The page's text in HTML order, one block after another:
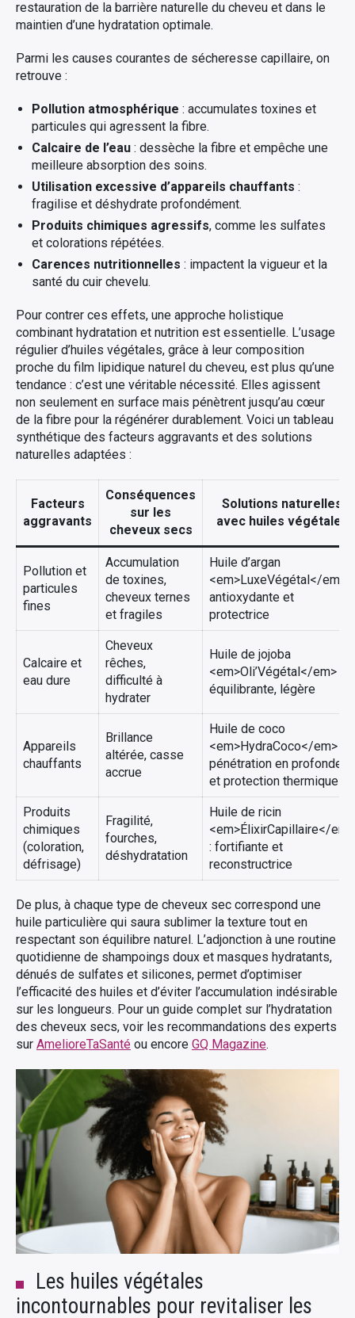
restauration de la barrière naturelle du cheveu et dans le
maintien d’une hydratation optimale.
Parmi les causes courantes de sécheresse capillaire, on
retrouve :
Pollution atmosphérique : accumulates toxines et
particules qui agressent la fibre.
Calcaire de l’eau : dessèche la fibre et empêche une
meilleure absorption des soins.
Utilisation excessive d’appareils chauffants :
fragilise et déshydrate profondément.
Produits chimiques agressifs, comme les sulfates
et colorations répétées.
Carences nutritionnelles : impactent la vigueur et la
santé du cuir chevelu.
Pour contrer ces effets, une approche holistique
combinant hydratation et nutrition est essentielle. L’usage
régulier d’huiles végétales, grâce à leur composition
proche du film lipidique naturel du cheveu, est plus qu’une
tendance : c’est une véritable nécessité. Elles agissent
non seulement en surface mais pénètrent jusqu’au cœur
de la fibre pour la régénérer durablement. Voici un tableau
synthétique des facteurs aggravants et des solutions
naturelles adaptées :
Facteurs
aggravants
Conséquences
sur les
cheveux secs
Solutions naturelles
avec huiles végétales
Pollution et
particules
fines
Accumulation
de toxines,
cheveux ternes
et fragiles
Huile d’argan
<em>LuxeVégétal</em> :
antioxydante et
protectrice
Calcaire et
eau dure
Cheveux
rêches,
difficulté à
hydrater
Huile de jojoba
<em>Oli’Végétal</em> :
équilibrante, légère
Appareils
chauffants
Brillance
altérée, casse
accrue
Huile de coco
<em>HydraCoco</em> :
pénétration en profondeur
et protection thermique
Produits
chimiques
(coloration,
défrisage)
Fragilité,
fourches,
déshydratation
Huile de ricin
<em>ÉlixirCapillaire</em>
: fortifiante et
reconstructrice
De plus, à chaque type de cheveux sec correspond une
huile particulière qui saura sublimer la texture tout en
respectant son équilibre naturel. L’adjonction à une routine
quotidienne de shampoings doux et masques hydratants,
dénués de sulfates et silicones, permet d’optimiser
l’efficacité des huiles et d’éviter l’accumulation indésirable
sur les longueurs. Pour un guide complet sur l’hydratation
des cheveux secs, voir les recommandations des experts
sur AmelioreTaSanté ou encore GQ Magazine.
Les huiles végétales
incontournables pour revitaliser les